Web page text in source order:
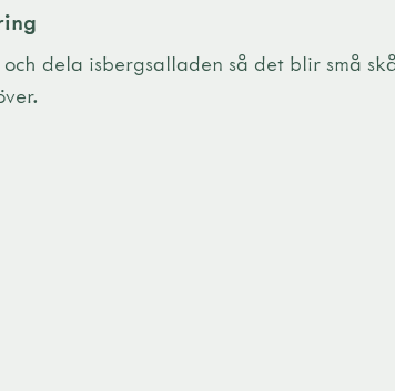
och dela isbergsalladen så det blir små